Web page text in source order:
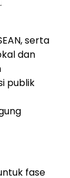
serta
dan
publik
fase